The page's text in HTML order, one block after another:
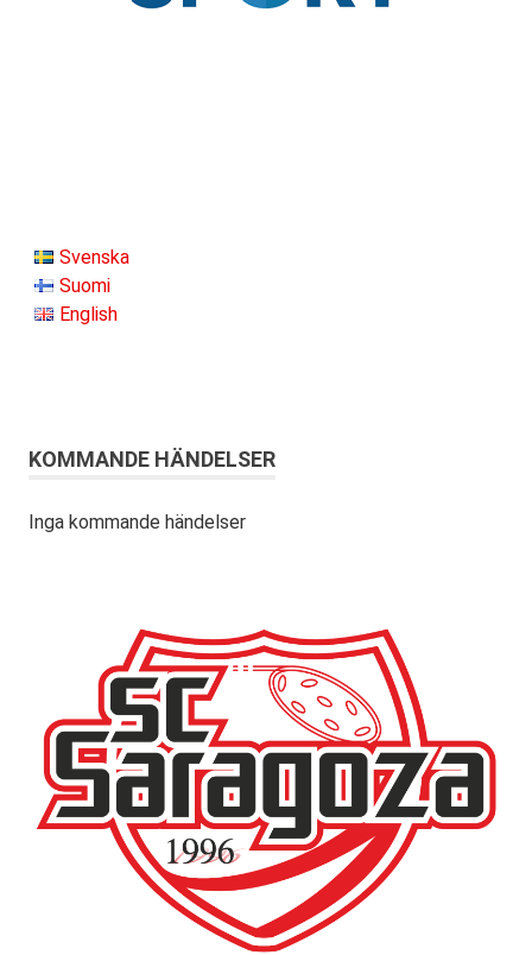
Svenska
Suomi
English
KOMMANDE HÄNDELSER
Inga kommande händelser